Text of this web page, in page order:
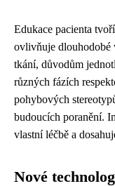
Edukace pacienta
ovlivňuje dlouhodobé
tkání, důvodům
různých fázích
pohybových
budoucích poranění.
vlastní léčbě a
Nové